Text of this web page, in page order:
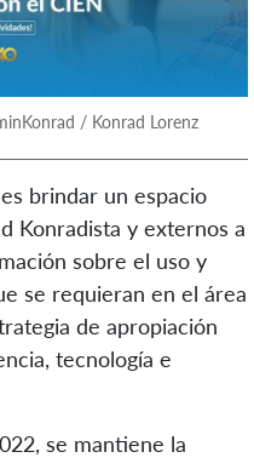
/ Konrad Lorenz
brindar un espacio
Konradista y externos a
sobre el uso y
se requieran en el área
de apropiación
tecnología e
se mantiene la